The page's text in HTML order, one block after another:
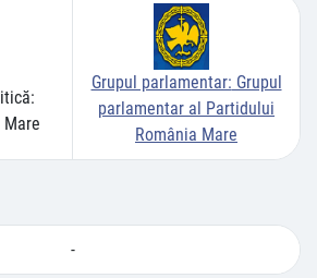
Grupul parlamentar: Grupul
parlamentar al Partidului
România Mare
-